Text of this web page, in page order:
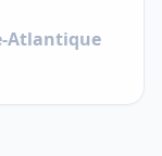
Atlantique